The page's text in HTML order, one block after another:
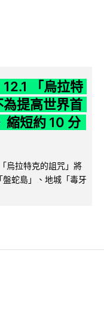
「烏拉特
提高世界首
縮短約 10 分
烏拉特克的詛咒」將
蛇島」、地城「毒牙